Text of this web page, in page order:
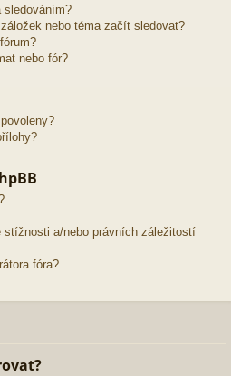
sledováním?
nebo téma začít sledovat?
nebo fór?
stížnosti a/nebo právních záležitostí
fóra?